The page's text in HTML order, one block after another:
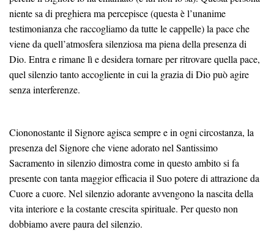
niente sa di preghiera ma percepisce (questa è l’unanime
testimonianza che raccogliamo da tutte le cappelle) la pace che
viene da quell’atmosfera silenziosa ma piena della presenza di
Dio. Entra e rimane lì e desidera tornare per ritrovare quella pace,
quel silenzio tanto accogliente in cui la grazia di Dio può agire
senza interferenze.
Ciononostante il Signore agisca sempre e in ogni circostanza, la
presenza del Signore che viene adorato nel Santissimo
Sacramento in silenzio dimostra come in questo ambito si fa
presente con tanta maggior efficacia il Suo potere di attrazione da
Cuore a cuore. Nel silenzio adorante avvengono la nascita della
vita interiore e la costante crescita spirituale. Per questo non
dobbiamo avere paura del silenzio.